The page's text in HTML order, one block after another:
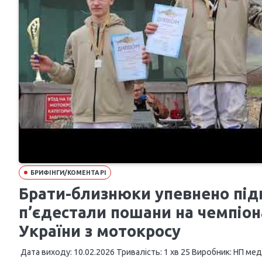
БРИФІНГИ/КОМЕНТАРІ
Брати-близнюки упевнено
п’єдестали пошани на
України з мотокросу
Дата виходу: 10.02.2026 Тривалість: 1 хв 25 Виробник: НП